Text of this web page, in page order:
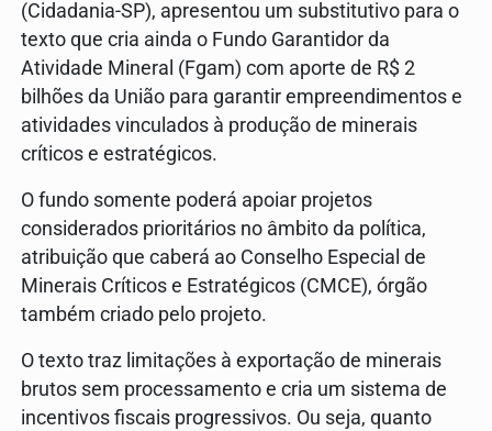
(Cidadania-SP), apresentou um substitutivo para o
texto que cria ainda o Fundo Garantidor da
Atividade Mineral (Fgam) com aporte de R$ 2
bilhões da União para garantir empreendimentos e
atividades vinculados à produção de minerais
críticos e estratégicos.
O fundo somente poderá apoiar projetos
considerados prioritários no âmbito da política,
atribuição que caberá ao Conselho Especial de
Minerais Críticos e Estratégicos (CMCE), órgão
também criado pelo projeto.
O texto traz limitações à exportação de minerais
brutos sem processamento e cria um sistema de
incentivos fiscais progressivos. Ou seja, quanto